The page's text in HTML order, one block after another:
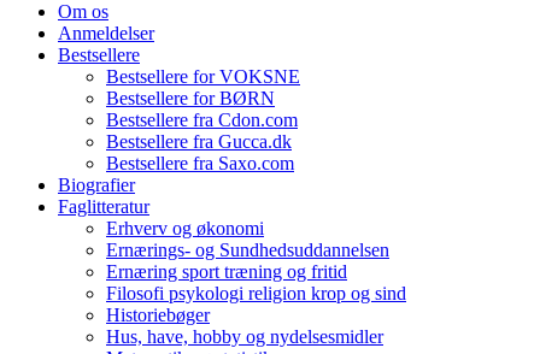
Om os
Anmeldelser
Bestsellere
Bestsellere for VOKSNE
Bestsellere for BØRN
Bestsellere fra Cdon.com
Bestsellere fra Gucca.dk
Bestsellere fra Saxo.com
Biografier
Faglitteratur
Erhverv og økonomi
Ernærings- og Sundhedsuddannelsen
Ernæring sport træning og fritid
Filosofi psykologi religion krop og sind
Historiebøger
Hus, have, hobby og nydelsesmidler